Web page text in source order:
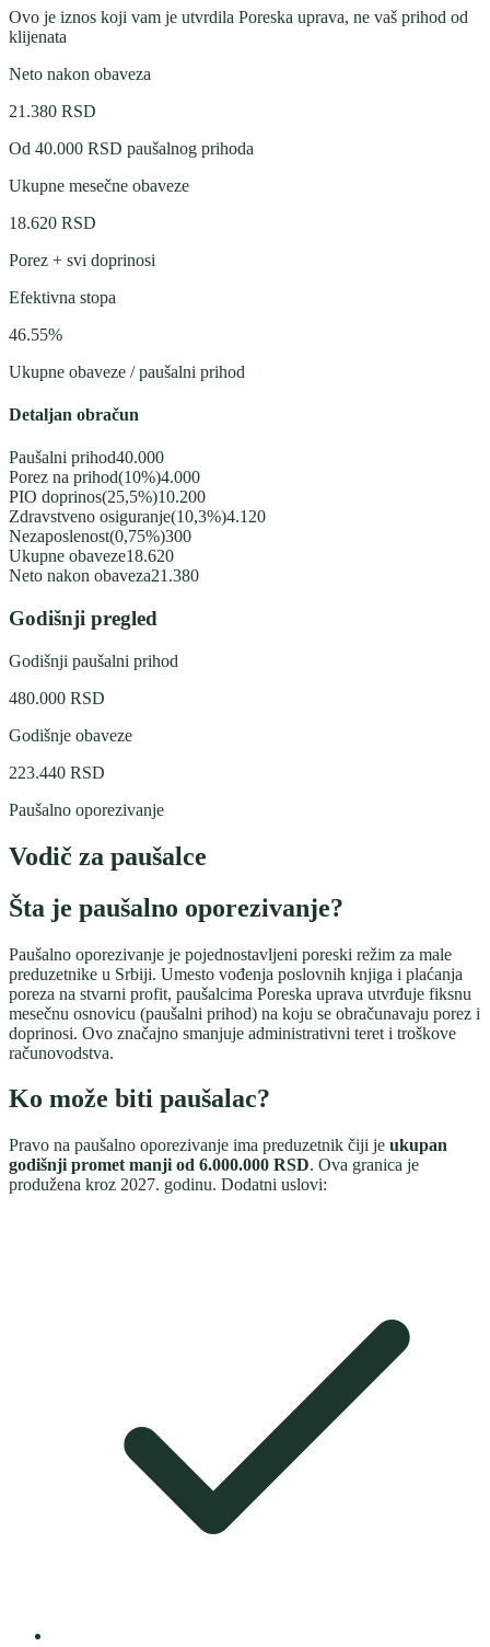
Ovo je iznos koji vam je utvrdila Poreska uprava, ne vaš prihod od
klijenata
Neto nakon obaveza
21.380 RSD
Od 40.000 RSD paušalnog prihoda
Ukupne mesečne obaveze
18.620 RSD
Porez + svi doprinosi
Efektivna stopa
46.55%
Ukupne obaveze / paušalni prihod
Detaljan obračun
Paušalni prihod40.000
Porez na prihod(10%)4.000
PIO doprinos(25,5%)10.200
Zdravstveno osiguranje(10,3%)4.120
Nezaposlenost(0,75%)300
Ukupne obaveze18.620
Neto nakon obaveza21.380
Godišnji pregled
Godišnji paušalni prihod
480.000 RSD
Godišnje obaveze
223.440 RSD
Paušalno oporezivanje
Vodič za paušalce
Šta je paušalno oporezivanje?
Paušalno oporezivanje je pojednostavljeni poreski režim za male
preduzetnike u Srbiji. Umesto vođenja poslovnih knjiga i plaćanja
poreza na stvarni profit, paušalcima Poreska uprava utvrđuje fiksnu
mesečnu osnovicu (paušalni prihod) na koju se obračunavaju porez i
doprinosi. Ovo značajno smanjuje administrativni teret i troškove
računovodstva.
Ko može biti paušalac?
Pravo na paušalno oporezivanje ima preduzetnik čiji je ukupan
godišnji promet manji od 6.000.000 RSD. Ova granica je
produžena kroz 2027. godinu. Dodatni uslovi: